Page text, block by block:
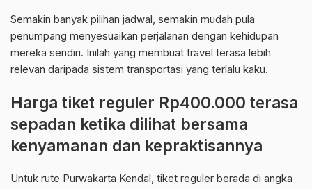
Semakin banyak pilihan jadwal, semakin mudah pula
penumpang menyesuaikan perjalanan dengan kehidupan
mereka sendiri. Inilah yang membuat travel terasa lebih
relevan daripada sistem transportasi yang terlalu kaku.
Harga tiket reguler Rp400.000 terasa
sepadan ketika dilihat bersama
kenyamanan dan kepraktisannya
Untuk rute Purwakarta Kendal, tiket reguler berada di angka